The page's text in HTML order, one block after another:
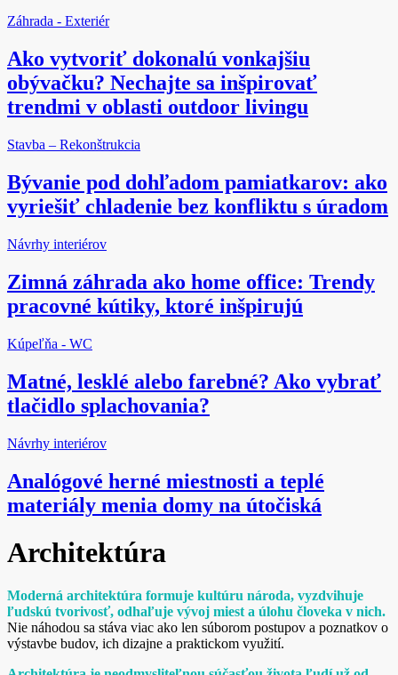
Záhrada - Exteriér
Ako vytvoriť dokonalú vonkajšiu
obývačku? Nechajte sa inšpirovať
trendmi v oblasti outdoor livingu
Stavba – Rekonštrukcia
Bývanie pod dohľadom pamiatkarov: ako
vyriešiť chladenie bez konfliktu s úradom
Návrhy interiérov
Zimná záhrada ako home office: Trendy
pracovné kútiky, ktoré inšpirujú
Kúpeľňa - WC
Matné, lesklé alebo farebné? Ako vybrať
tlačidlo splachovania?
Návrhy interiérov
Analógové herné miestnosti a teplé
materiály menia domy na útočiská
Architektúra
Moderná architektúra formuje kultúru národa, vyzdvihuje
ľudskú tvorivosť, odhaľuje vývoj miest a úlohu človeka v nich.
Nie náhodou sa stáva viac ako len súborom postupov a poznatkov o
výstavbe budov, ich dizajne a praktickom využití.